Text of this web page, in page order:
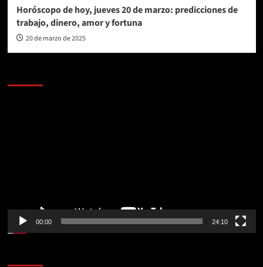
Horóscopo de hoy, jueves 20 de marzo: predicciones de
trabajo, dinero, amor y fortuna
20 de marzo de 2025
00:00 24:10